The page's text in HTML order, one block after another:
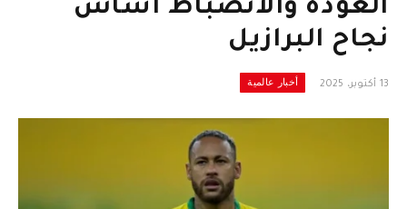
العودة والانضباط أساس
نجاح البرازيل
13 أكتوبر، 2025 أخبار عالمية